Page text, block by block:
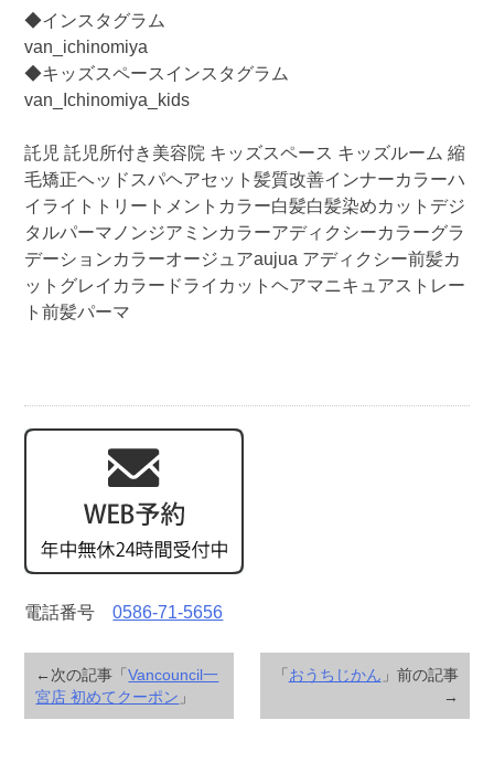
◆インスタグラム
van_ichinomiya
◆キッズスペースインスタグラム
van_Ichinomiya_kids
託児 託児所付き美容院 キッズスペース キッズルーム 縮
毛矯正ヘッドスパヘアセット髪質改善インナーカラーハ
イライトトリートメントカラー白髪白髪染めカットデジ
タルパーマノンジアミンカラーアディクシーカラーグラ
デーションカラーオージュアaujua アディクシー前髪カ
ットグレイカラードライカットヘアマニキュアストレー
ト前髪パーマ
電話番号0586-71-5656
「 おうちじかん 」前の記事
→
←次の記事「Vancouncil一
宮店 初めてクーポン 」